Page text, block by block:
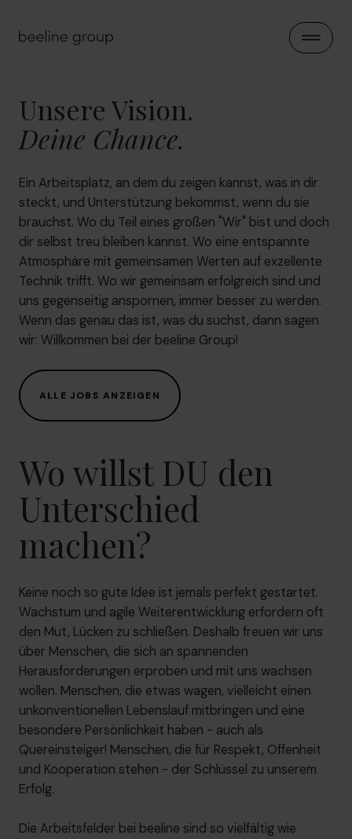
Menü
Unsere Vision.
Deine Chance.
Ein Arbeitsplatz, an dem du zeigen kannst, was in dir
steckt, und Unterstützung bekommst, wenn du sie
brauchst. Wo du Teil eines großen "Wir" bist und doch
dir selbst treu bleiben kannst. Wo eine entspannte
Atmosphäre mit gemeinsamen Werten auf exzellente
Technik trifft. Wo wir gemeinsam erfolgreich sind und
uns gegenseitig anspornen, immer besser zu werden.
Wenn das genau das ist, was du suchst, dann sagen
wir: Willkommen bei der beeline Group!
ALLE JOBS ANZEIGEN
Wo willst DU den
Unterschied
machen?
Keine noch so gute Idee ist jemals perfekt gestartet.
Wachstum und agile Weiterentwicklung erfordern oft
den Mut, Lücken zu schließen. Deshalb freuen wir uns
über Menschen, die sich an spannenden
Herausforderungen erproben und mit uns wachsen
wollen. Menschen, die etwas wagen, vielleicht einen
unkonventionellen Lebenslauf mitbringen und eine
besondere Persönlichkeit haben - auch als
Quereinsteiger! Menschen, die für Respekt, Offenheit
und Kooperation stehen - der Schlüssel zu unserem
Erfolg.
Die Arbeitsfelder bei beeline sind so vielfältig wie